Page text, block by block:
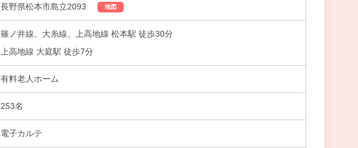
長野県松本市島立2093 地図
篠ノ井線、大糸線、上高地線 松本駅 徒歩30分
上高地線 大庭駅 徒歩7分
有料老人ホーム
253名
電子カルテ